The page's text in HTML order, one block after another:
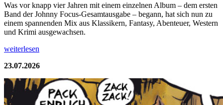
Was vor knapp vier Jahren mit einem einzelnen Album – dem ersten
Band der Johnny Focus-Gesamtausgabe – begann, hat sich nun zu
einem spannenden Mix aus Klassikern, Fantasy, Abenteuer, Western
und Krimi ausgewachsen.
weiterlesen
23.07.2026